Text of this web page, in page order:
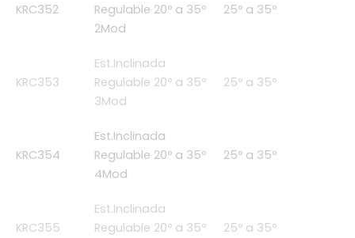
KRC352
Regulable 20º a 35º
2Mod
25º a 35º
KRC353
Est.Inclinada
Regulable 20º a 35º
3Mod
25º a 35º
KRC354
Est.Inclinada
Regulable 20º a 35º
4Mod
25º a 35º
KRC355
Est.Inclinada
Regulable 20º a 35º
25º a 35º